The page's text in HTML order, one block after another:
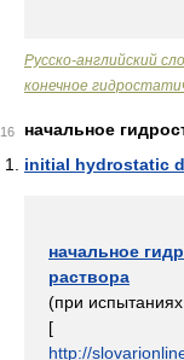
Русско-английский
конечное
16
начальное
initial hydrostatic
начальное
раствора
(при
[
http://